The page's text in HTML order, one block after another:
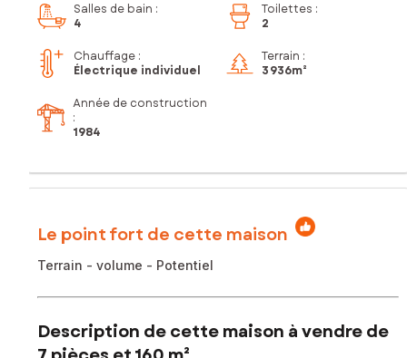
Salles de bain :
4
Toilettes :
2
Chauffage :
Électrique individuel
Terrain :
3 936m²
Année de construction
:
1984
Le point fort de cette maison
Terrain - volume - Potentiel
Description de cette maison à vendre de